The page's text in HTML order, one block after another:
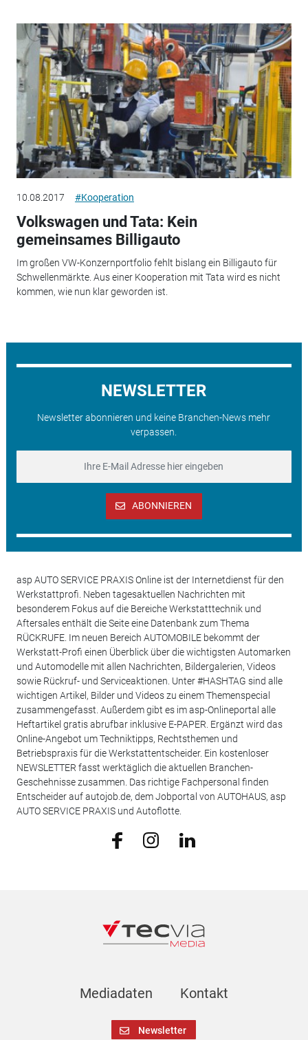
10.08.2017 #Kooperation
Volkswagen und Tata: Kein
gemeinsames Billigauto
Im großen VW-Konzernportfolio fehlt bislang ein Billigauto für
Schwellenmärkte. Aus einer Kooperation mit Tata wird es nicht
kommen, wie nun klar geworden ist.
NEWSLETTER
Newsletter abonnieren und keine Branchen-News mehr
verpassen.
ABONNIEREN
asp AUTO SERVICE PRAXIS Online ist der Internetdienst für den
Werkstattprofi. Neben tagesaktuellen Nachrichten mit
besonderem Fokus auf die Bereiche Werkstatttechnik und
Aftersales enthält die Seite eine Datenbank zum Thema
RÜCKRUFE. Im neuen Bereich AUTOMOBILE bekommt der
Werkstatt-Profi einen Überblick über die wichtigsten Automarken
und Automodelle mit allen Nachrichten, Bildergalerien, Videos
sowie Rückruf- und Serviceaktionen. Unter #HASHTAG sind alle
wichtigen Artikel, Bilder und Videos zu einem Themenspecial
zusammengefasst. Außerdem gibt es im asp-Onlineportal alle
Heftartikel gratis abrufbar inklusive E-PAPER. Ergänzt wird das
Online-Angebot um Techniktipps, Rechtsthemen und
Betriebspraxis für die Werkstattentscheider. Ein kostenloser
NEWSLETTER fasst werktäglich die aktuellen Branchen-
Geschehnisse zusammen. Das richtige Fachpersonal finden
Entscheider auf autojob.de, dem Jobportal von AUTOHAUS, asp
AUTO SERVICE PRAXIS und Autoflotte.
Mediadaten Kontakt
Newsletter